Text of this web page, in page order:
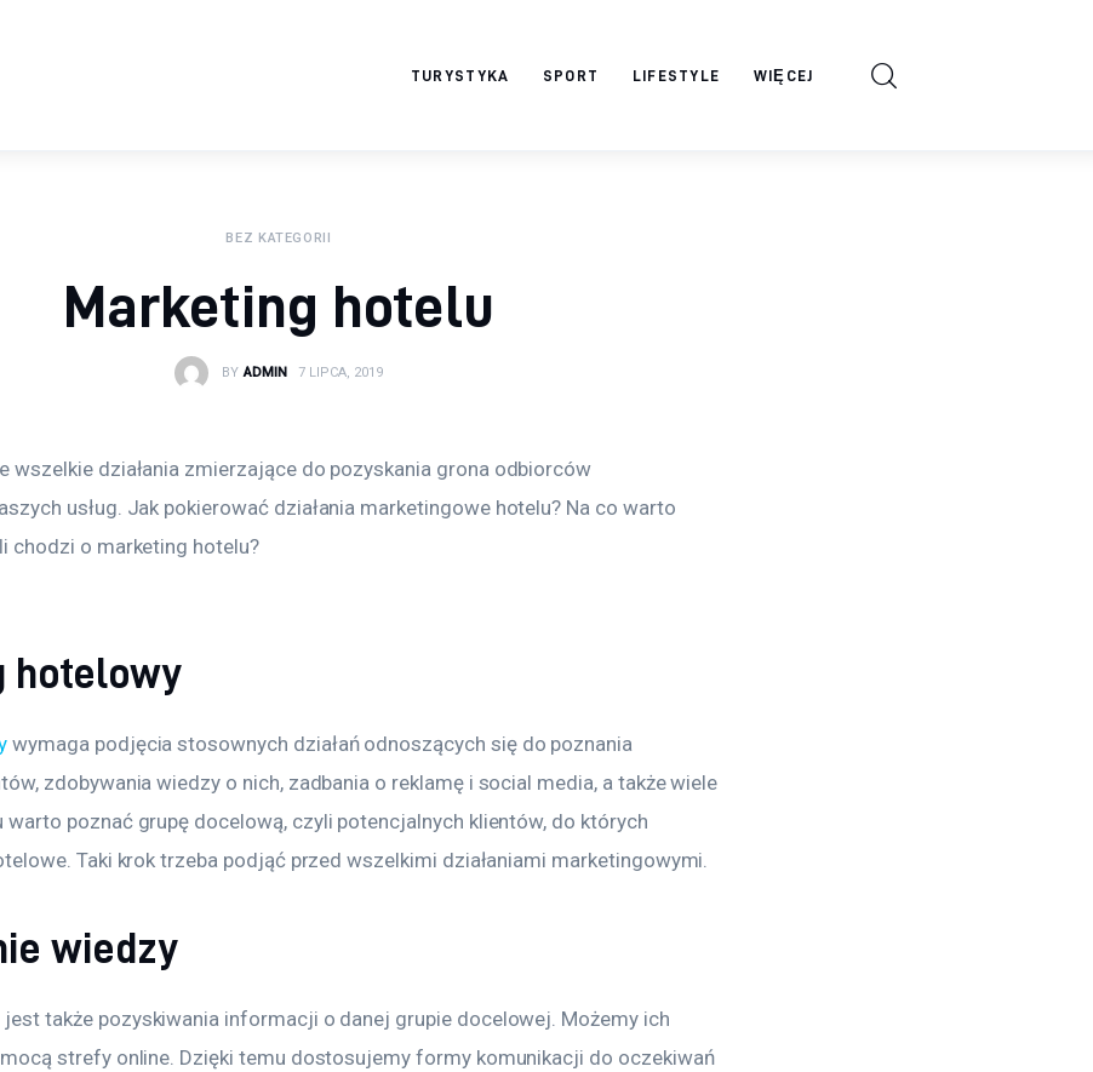
TURYSTYKA SPORT LIFESTYLE WIĘCEJ
BEZ KATEGORII
Marketing hotelu
BY ADMIN 7 LIPCA, 2019
wszelkie działania zmierzające do pozyskania grona odbiorców
usług. Jak pokierować działania marketingowe hotelu? Na co warto
chodzi o marketing hotelu?
hotelowy
wymaga podjęcia stosownych działań odnoszących się do poznania
zdobywania wiedzy o nich, zadbania o reklamę i social media, a także wiele
warto poznać grupę docelową, czyli potencjalnych klientów, do których
Taki krok trzeba podjąć przed wszelkimi działaniami marketingowymi.
wiedzy
jest także pozyskiwania informacji o danej grupie docelowej. Możemy ich
strefy online. Dzięki temu dostosujemy formy komunikacji do oczekiwań